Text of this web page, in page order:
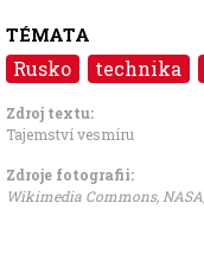
TÉMATA
Rusko technika
Zdroj textu:
Tajemství vesmíru
Zdroje fotografii:
Wikimedia Commons,